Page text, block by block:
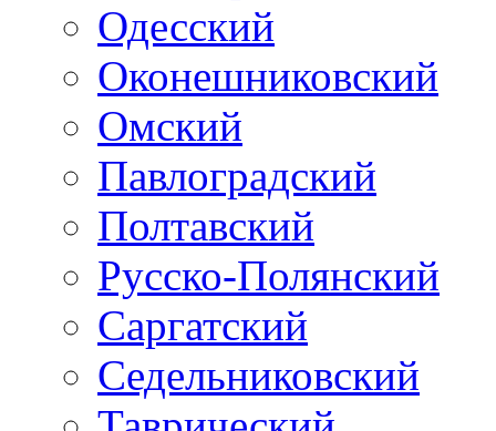
Одесский
Оконешниковский
Омский
Павлоградский
Полтавский
Русско-Полянский
Саргатский
Седельниковский